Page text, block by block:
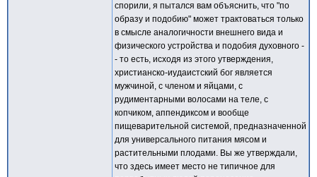
спорили, я пытался вам объяснить, что "по
образу и подобию" может трактоваться только
в смысле аналогичности внешнего вида и
физического устройства и подобия духовного -
- то есть, исходя из этого утверждения,
христианско-иудаистский бог является
мужчиной, с членом и яйцами, с
рудиментарными волосами на теле, с
копчиком, аппендиксом и вообще
пищеварительной системой, предназначенной
для универсального питания мясом и
растительными плодами. Вы же утверждали,
что здесь имеет место не типичное для